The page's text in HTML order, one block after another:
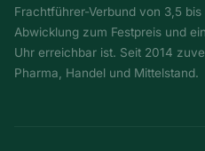
Frachtführer-Verbund von 3,5
Abwicklung zum Festpreis und
Uhr erreichbar ist. Seit 2014
Pharma, Handel und Mittelstand.